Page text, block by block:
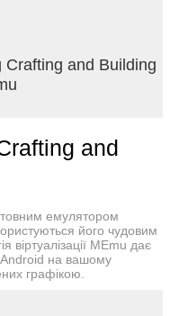
що
квадрата до
святині. У вас є
де ви можете грати
неймовірне
ігри.
Crafting and Building
and
емулятором
його чудовим
віртуалізації MEmu дає
Android на вашому
графікою.